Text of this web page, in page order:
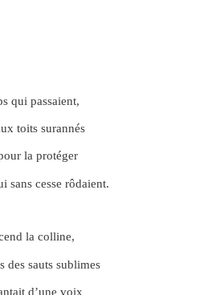
qui passaient,
toits surannés
la protéger
sans cesse rôdaient.
la colline,
des sauts sublimes
d’une voix